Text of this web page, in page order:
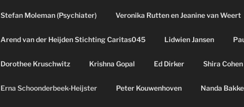
Stefan Moleman (Psychiater) Veronika Rutten en Jeanine van Weert
Arend van der Heijden Stichting Caritas045 Lidwien Jansen
Dorothee Kruschwitz Krishna Gopal Ed Dirker Shira Cohen
Erna Schoonderbeek-Heijster Peter Kouwenhoven Nanda